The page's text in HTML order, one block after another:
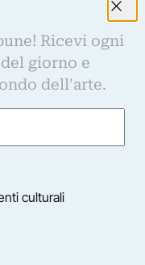
Ricevi ogni
giorno e
dell'arte.
culturali